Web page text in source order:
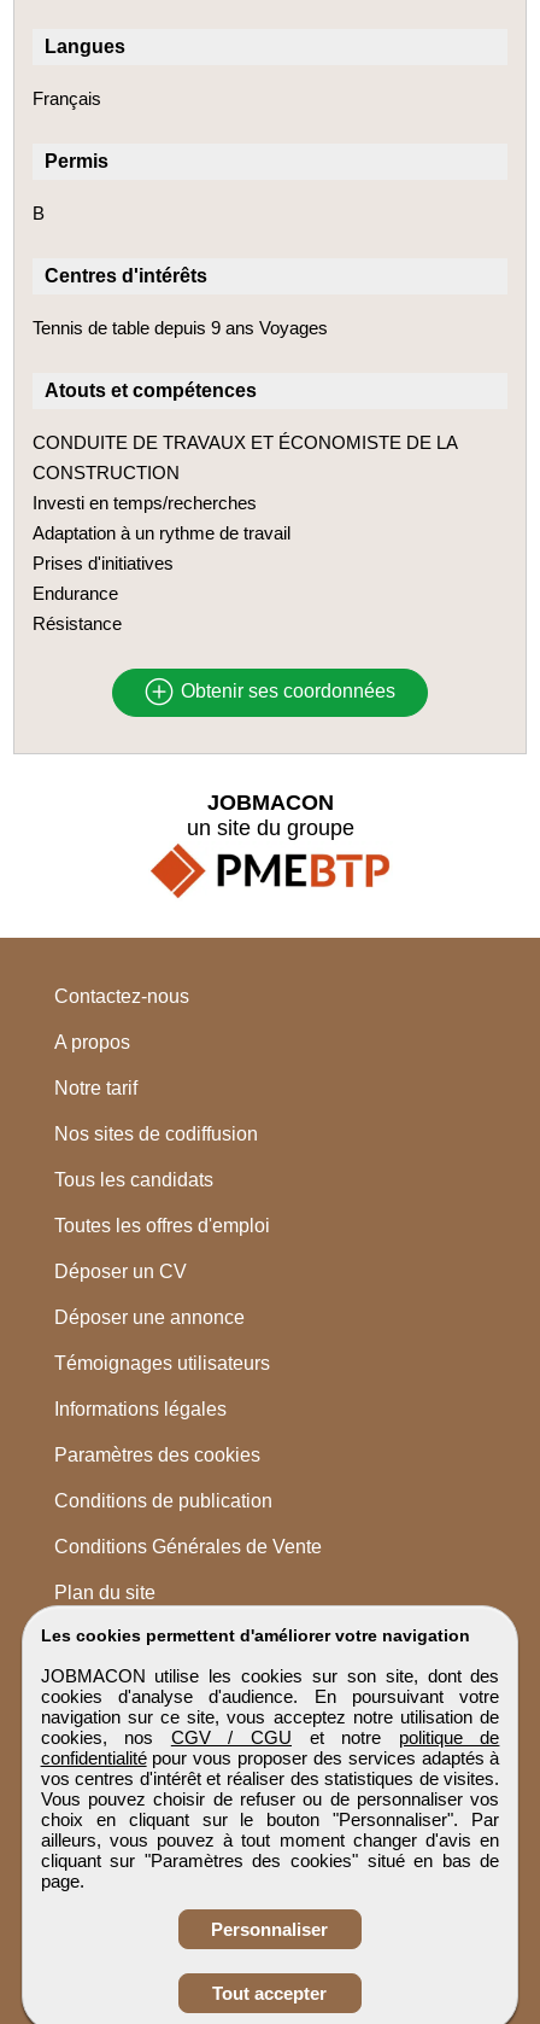
Obtenir ses
coordonnées
Langues
Français
Permis
B
Centres d'intérêts
Tennis de table depuis 9 ans Voyages
Atouts et compétences
CONDUITE DE TRAVAUX ET ÉCONOMISTE DE LA
CONSTRUCTION
Investi en temps/recherches
Adaptation à un rythme de travail
Prises d'initiatives
Endurance
Résistance
Obtenir ses coordonnées
Les cookies permettent d'améliorer votre navigation
JOBMACON utilise les cookies sur son site, dont des
cookies d'analyse d'audience. En poursuivant votre
navigation sur ce site, vous acceptez notre utilisation de
cookies, nos CGV / CGU et notre politique de
confidentialitépour vous proposer des services adaptés à
vos centres d'intérêt et réaliser des statistiques de visites.
Vous pouvez choisir de refuser ou de personnaliser vos
choix en cliquant sur le bouton "Personnaliser". Par
ailleurs, vous pouvez à tout moment changer d'avis en
cliquant sur "Paramètres des cookies" situé en bas de
page.
Personnaliser
Tout accepter
JOBMACON
un site du groupe
Contactez-nous
A propos
Notre tarif
Nos sites de codiffusion
Tous les candidats
Toutes les offres d'emploi
Déposer un CV
Déposer une annonce
Témoignages utilisateurs
Informations légales
Paramètres des cookies
Conditions de publication
Conditions Générales de Vente
Plan du site
JOBMACON